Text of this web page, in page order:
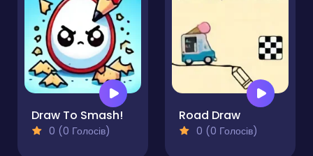
Draw To Smash!
0 (0 Голосів)
Road Draw
0 (0 Голосів)